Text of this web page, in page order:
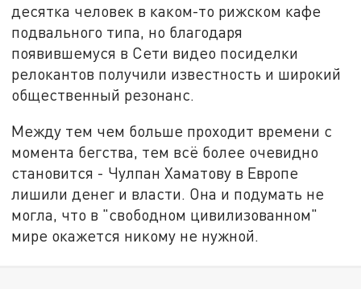
десятка человек в каком-то рижском кафе
подвального типа, но благодаря
появившемуся в Сети видео посиделки
релокантов получили известность и широкий
общественный резонанс.
Между тем чем больше проходит времени с
момента бегства, тем всё более очевидно
становится - Чулпан Хаматову в Европе
лишили денег и власти. Она и подумать не
могла, что в "свободном цивилизованном"
мире окажется никому не нужной.